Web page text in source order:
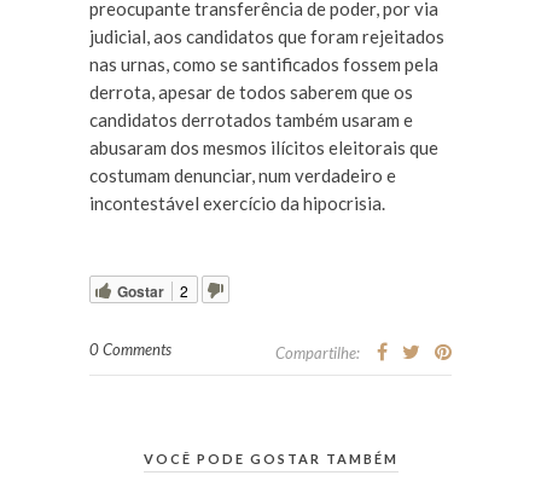
preocupante transferência de poder, por via
judicial, aos candidatos que foram rejeitados
nas urnas, como se santificados fossem pela
derrota, apesar de todos saberem que os
candidatos derrotados também usaram e
abusaram dos mesmos ilícitos eleitorais que
costumam denunciar, num verdadeiro e
incontestável exercício da hipocrisia.
Gostar 2
0 Comments Compartilhe:
VOCÊ PODE GOSTAR TAMBÉM